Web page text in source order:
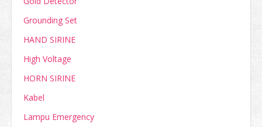
Grounding Set
HAND SIRINE
High Voltage
HORN SIRINE
Kabel
Lampu Emergency